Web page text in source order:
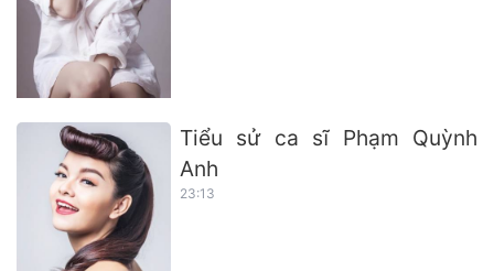
Tiểu sử ca sĩ Phạm Quỳnh
Anh
23:13